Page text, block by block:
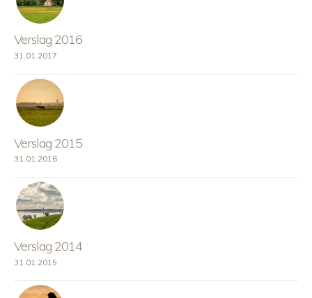
Verslag 2016
31.01.2017
Verslag 2015
31.01.2016
Verslag 2014
31.01.2015